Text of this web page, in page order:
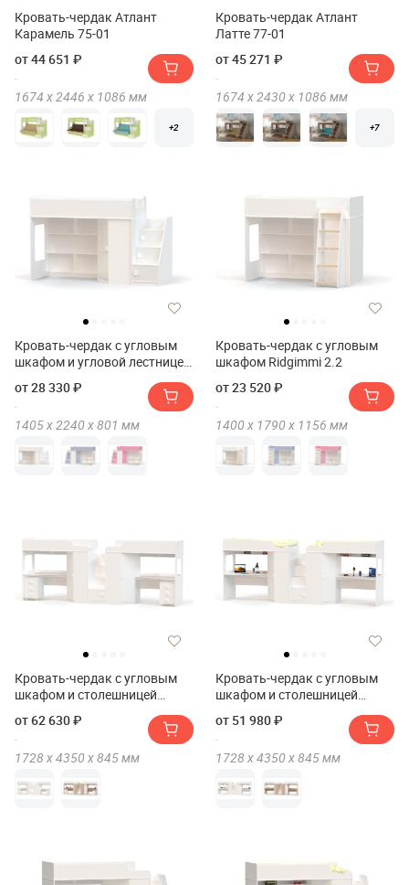
Кровать-чердак Атлант
Карамель 75-01
от 44 651 ₽
1674 х2446 х 1086 мм
+2
Кровать-чердак Атлант
Латте 77-01
от 45 271 ₽
1674 х2430 х 1086 мм
+7
Кровать-чердак с угловым
шкафом и угловой лестницей
от 28 330 ₽
1405 х2240 х801 мм
Кровать-чердак с угловым
шкафом Ridgimmi 2.2
от 23 520 ₽
1400 х 1790 х 1156 мм
Кровать-чердак с угловым
шкафом и столешницей
от 62 630 ₽
1728 х4350 х845мм
Кровать-чердак с угловым
шкафом и столешницей
от 51 980 ₽
1728 х4350 х845мм